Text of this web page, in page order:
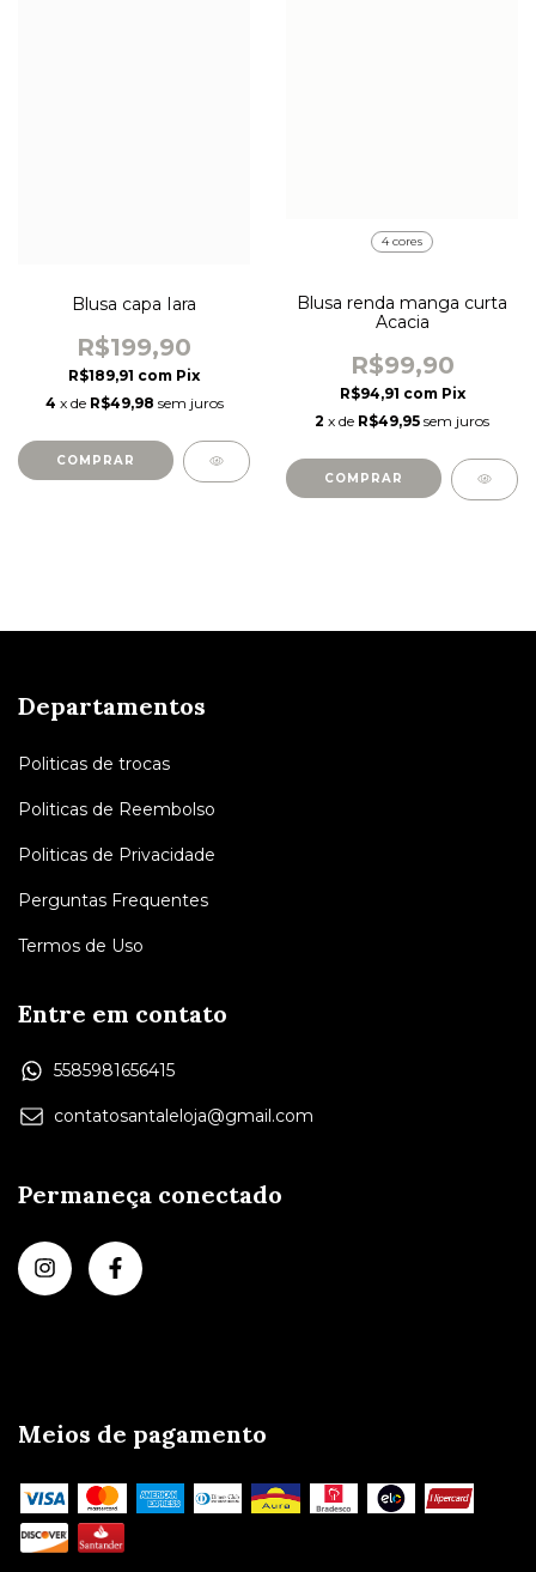
Blusa capa Iara
R$199,90
R$189,91 com Pix
4 x de R$49,98 sem juros
COMPRAR
4 cores
Blusa renda manga curta
Acacia
R$99,90
R$94,91 com Pix
2 x de R$49,95 sem juros
COMPRAR
Departamentos
Politicas de trocas
Politicas de Reembolso
Politicas de Privacidade
Perguntas Frequentes
Termos de Uso
Entre em contato
5585981656415
contatosantaleloja@gmail.com
Permaneça conectado
Meios de pagamento